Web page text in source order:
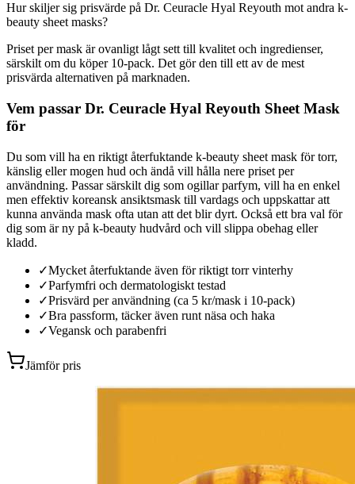
Hur skiljer sig prisvärde på Dr. Ceuracle Hyal Reyouth mot andra k-
beauty sheet masks?
Priset per mask är ovanligt lågt sett till kvalitet och ingredienser,
särskilt om du köper 10-pack. Det gör den till ett av de mest
prisvärda alternativen på marknaden.
Vem passar Dr. Ceuracle Hyal Reyouth Sheet Mask
för
Du som vill ha en riktigt återfuktande k-beauty sheet mask för torr,
känslig eller mogen hud och ändå vill hålla nere priset per
användning. Passar särskilt dig som ogillar parfym, vill ha en enkel
men effektiv koreansk ansiktsmask till vardags och uppskattar att
kunna använda mask ofta utan att det blir dyrt. Också ett bra val för
dig som är ny på k-beauty hudvård och vill slippa obehag eller
kladd.
✓Mycket återfuktande även för riktigt torr vinterhy
✓Parfymfri och dermatologiskt testad
✓Prisvärd per användning (ca 5 kr/mask i 10-pack)
✓Bra passform, täcker även runt näsa och haka
✓Vegansk och parabenfri
Jämför pris